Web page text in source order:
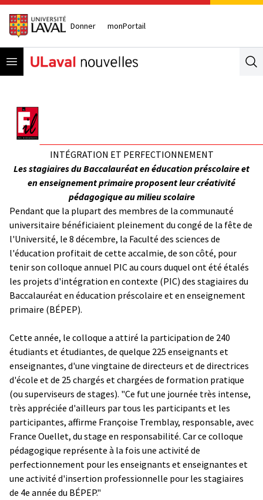
Donner monPortail
Open menu
INTÉGRATION ET PERFECTIONNEMENT
Les stagiaires du Baccalauréat en éducation préscolaire et
en enseignement primaire proposent leur créativité
pédagogique au milieu scolaire
Pendant que la plupart des membres de la communauté
universitaire bénéficiaient pleinement du congé de la fête de
l'Université, le 8 décembre, la Faculté des sciences de
l'éducation profitait de cette accalmie, de son côté, pour
tenir son colloque annuel PIC au cours duquel ont été étalés
les projets d'intégration en contexte (PIC) des stagiaires du
Baccalauréat en éducation préscolaire et en enseignement
primaire (BÉPEP).
Cette année, le colloque a attiré la participation de 240
étudiants et étudiantes, de quelque 225 enseignants et
enseignantes, d'une vingtaine de directeurs et de directrices
d'école et de 25 chargés et chargées de formation pratique
(ou superviseurs de stages). "Ce fut une journée très intense,
très appréciée d'ailleurs par tous les participants et les
participantes, affirme Françoise Tremblay, responsable, avec
France Ouellet, du stage en responsabilité. Car ce colloque
pédagogique représente à la fois une activité de
perfectionnement pour les enseignants et enseignantes et
une activité d'insertion professionnelle pour les stagiaires
de 4e année du BÉPEP."